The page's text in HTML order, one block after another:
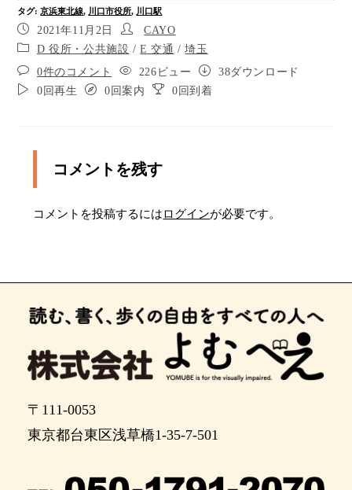
ポイント8
ポイント9
ポイント10
信号機のある横断歩道を渡ります。道路幅は約１
ポイント17
ポイント18
ポイント20
タグ:京浜東北線, 川口市役所, 川口駅
2021年11月2日
CAYO
D 役所・公共施設 /E 交通 /埼玉
0件のコメント
226ビュー
38ダウンロード
0回再生
0回案内 0回到着
コメントを残す
コメントを投稿するにはログインが必要です。
〒111-0053
東京都台東区浅草橋1-35-7-501